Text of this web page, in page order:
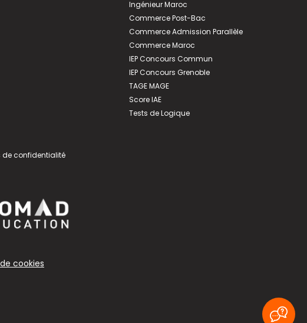
Ingénieur Maroc
Commerce Post-Bac
Commerce Admission Parallèle
Commerce Maroc
IEP Concours Commun
IEP Concours Grenoble
TAGE MAGE
Score IAE
Tests de Logique
de confidentialité
cookies